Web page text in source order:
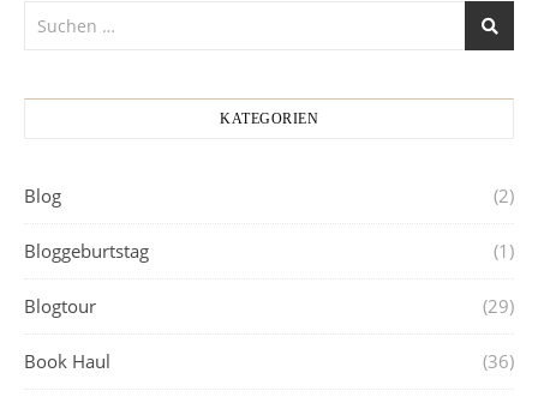
KATEGORIEN
Blog (2)
Bloggeburtstag (1)
Blogtour (29)
Book Haul (36)